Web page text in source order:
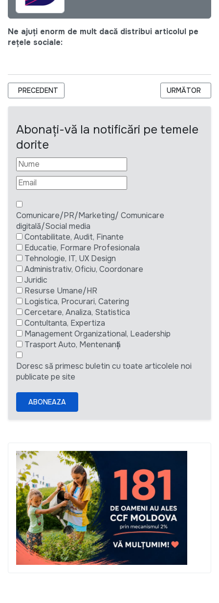
Ne ajuți enorm de mult dacă distribui articolul pe
rețele sociale:
ARTICOL PRECEDENT: STUDENȚII VOR AVEA ACCES LIBER
PRECEDENT ARTICOLUL
URMĂTOR
Abonați-vă la notificări pe temele
dorite
Comunicare/PR/Marketing/ Comunicare
digitală/Social media
Contabilitate, Audit, Finante
Educatie, Formare Profesionala
Tehnologie, IT, UX Design
Administrativ, Oficiu, Coordonare
Juridic
Resurse Umane/HR
Logistica, Procurari, Catering
Cercetare, Analiza, Statistica
Contultanta, Expertiza
Management Organizational, Leadership
Trasport Auto, Mentenanță
Doresc să primesc buletin cu toate articolele noi
publicate pe site
ABONEAZA